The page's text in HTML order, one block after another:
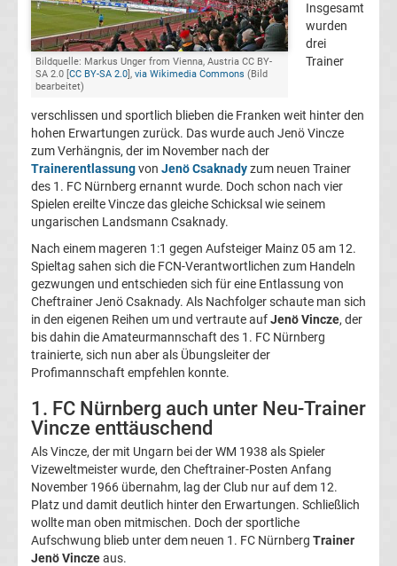
League
Europa
Europa
Conference
League
Premier
League
La
Liga
Serie
A
Türk.
Bildquelle: Markus Unger from Vienna, Austria CC BY-
SA 2.0 [CC BY-SA 2.0], via Wikimedia Commons (Bild
bearbeitet)
Insgesamt
wurden
drei
Trainer
verschlissen und sportlich blieben die Franken weit hinter den
hohen Erwartungen zurück. Das wurde auch Jenö Vincze
zum Verhängnis, der im November nach der
Trainerentlassungvon Jenö Csaknadyzum neuen Trainer
des 1. FC Nürnberg ernannt wurde. Doch schon nach vier
Spielen ereilte Vincze das gleiche Schicksal wie seinem
ungarischen Landsmann Csaknady.
Nach einem mageren 1:1 gegen Aufsteiger Mainz 05 am 12.
Spieltag sahen sich die FCN-Verantwortlichen zum Handeln
gezwungen und entschieden sich für eine Entlassung von
Cheftrainer Jenö Csaknady. Als Nachfolger schaute man sich
in den eigenen Reihen um und vertraute aufJenö Vincze, der
bis dahin die Amateurmannschaft des 1. FC Nürnberg
trainierte, sich nun aber als Übungsleiter der
Profimannschaft empfehlen konnte.
1. FC Nürnberg auch unter Neu-Trainer
Vincze enttäuschend
Als Vincze, der mit Ungarn bei der WM 1938 als Spieler
Vizeweltmeister wurde, den Cheftrainer-Posten Anfang
November 1966 übernahm, lag der Club nur auf dem 12.
Platz und damit deutlich hinter den Erwartungen. Schließlich
wollte man oben mitmischen. Doch der sportliche
Aufschwung blieb unter dem neuen 1. FC Nürnberg Trainer
Jenö Vinczeaus.